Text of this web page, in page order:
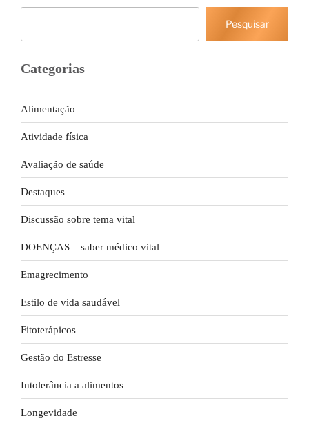
Pesquisar
Categorias
Alimentação
Atividade física
Avaliação de saúde
Destaques
Discussão sobre tema vital
DOENÇAS – saber médico vital
Emagrecimento
Estilo de vida saudável
Fitoterápicos
Gestão do Estresse
Intolerância a alimentos
Longevidade